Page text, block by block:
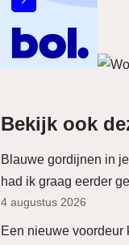
Bekijk ook
Blauwe gordijnen in
had ik graag eerder
4 augustus 2026
Een nieuwe voordeur